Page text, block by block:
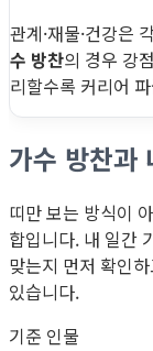
관계·재물·건강은
수 방찬의 경우 강
리할수록 커리어
가수 방찬과
띠만 보는 방식이
합입니다. 내 일간
맞는지 먼저 확인
있습니다.
기준 인물